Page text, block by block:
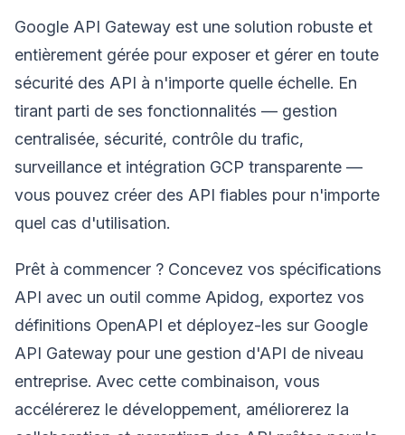
Google API Gateway est une solution robuste et
entièrement gérée pour exposer et gérer en toute
sécurité des API à n'importe quelle échelle. En
tirant parti de ses fonctionnalités — gestion
centralisée, sécurité, contrôle du trafic,
surveillance et intégration GCP transparente —
vous pouvez créer des API fiables pour n'importe
quel cas d'utilisation.
Prêt à commencer ? Concevez vos spécifications
API avec un outil comme Apidog, exportez vos
définitions OpenAPI et déployez-les sur Google
API Gateway pour une gestion d'API de niveau
entreprise. Avec cette combinaison, vous
accélérerez le développement, améliorerez la